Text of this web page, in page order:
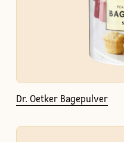
Dr. Oetker Bagepulver